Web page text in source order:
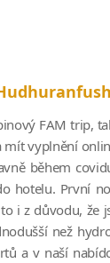
FAM trip,
vyplnění
během
hotelu. První
i z důvodu,
než
a v naší